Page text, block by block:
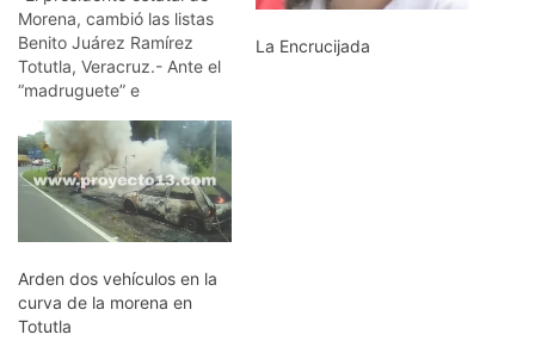
Morena, cambió las listas
Benito Juárez Ramírez
Totutla, Veracruz.- Ante el
“madruguete” e
hicieron al precandidato
por MORENA en el
municipio de Totutla; el
profesor Jorge Aurelio
García Suárez, también
Político, decidió retirarse
de la contienda. En
entrevista exclusiva,…
La Encrucijada
Arden dos vehículos en la
curva de la morena en
Totutla